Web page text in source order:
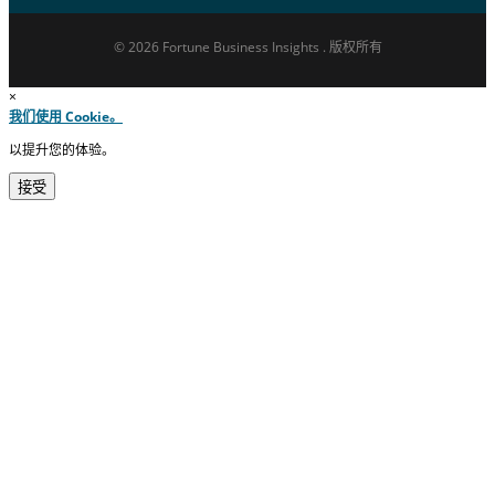
© 2026 Fortune Business Insights . 版权所有
×
我们使用 Cookie。
以提升您的体验。
接受